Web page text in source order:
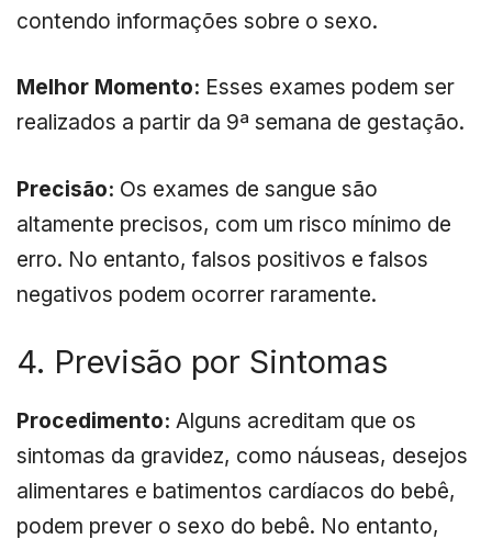
contendo informações sobre o sexo.
Melhor Momento: Esses exames podem ser
realizados a partir da 9ª semana de gestação.
Precisão: Os exames de sangue são
altamente precisos, com um risco mínimo de
erro. No entanto, falsos positivos e falsos
negativos podem ocorrer raramente.
4. Previsão por Sintomas
Procedimento: Alguns acreditam que os
sintomas da gravidez, como náuseas, desejos
alimentares e batimentos cardíacos do bebê,
podem prever o sexo do bebê. No entanto,